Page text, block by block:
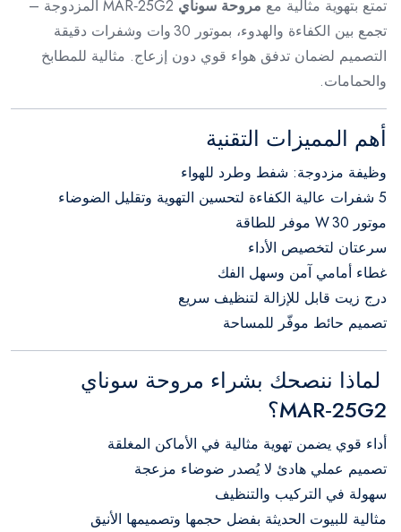
تمتع بتهوية مثالية مع مروحة سوناي
MAR‑25G2 المزدوجة –
تجمع بين الكفاءة والهدوء، بموتور 30 وات وشفرات دقيقة
التصميم لضمان تدفق هواء قوي دون إزعاج. مثالية للمطابخ
والحمامات.
أهم المميزات التقنية
وظيفة مزدوجة: شفط وطرد للهواء
5 شفرات عالية الكفاءة لتحسين التهوية وتقليل الضوضاء
موتور 30 W موفر للطاقة
سرعتان لتخصيص الأداء
غطاء أمامي آمن وسهل الفك
درج زيت قابل للإزالة لتنظيف سريع
تصميم حائط موفّر للمساحة
لماذا ننصحك بشراء مروحة سوناي
MAR‑25G2؟
أداء قوي يضمن تهوية مثالية في الأماكن المغلقة
تصميم عملي هادئ لا يُصدر ضوضاء مزعجة
سهولة في التركيب والتنظيف
مثالية للبيوت الحديثة بفضل حجمها وتصميمها الأنيق